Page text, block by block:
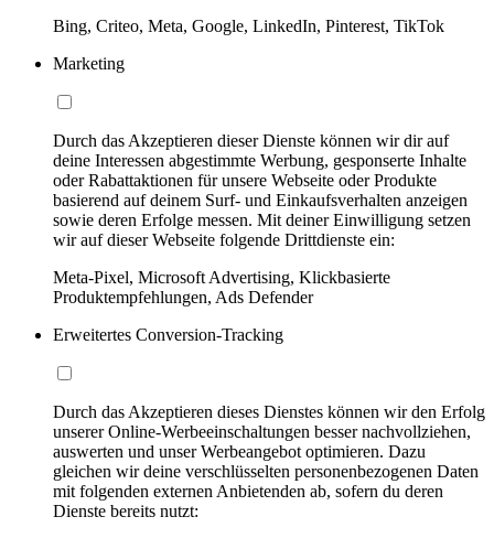
Bing, Criteo, Meta, Google, LinkedIn, Pinterest, TikTok
Marketing
Durch das Akzeptieren dieser Dienste können wir dir auf
deine Interessen abgestimmte Werbung, gesponserte Inhalte
oder Rabattaktionen für unsere Webseite oder Produkte
basierend auf deinem Surf- und Einkaufsverhalten anzeigen
sowie deren Erfolge messen. Mit deiner Einwilligung setzen
wir auf dieser Webseite folgende Drittdienste ein:
Meta-Pixel, Microsoft Advertising, Klickbasierte
Produktempfehlungen, Ads Defender
Erweitertes Conversion-Tracking
Durch das Akzeptieren dieses Dienstes können wir den Erfolg
unserer Online-Werbeeinschaltungen besser nachvollziehen,
auswerten und unser Werbeangebot optimieren. Dazu
gleichen wir deine verschlüsselten personenbezogenen Daten
mit folgenden externen Anbietenden ab, sofern du deren
Dienste bereits nutzt: